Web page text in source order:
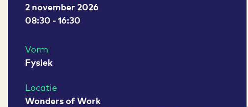
2 november 2026
08:30 - 16:30
Vorm
Fysiek
Locatie
Wonders of Work